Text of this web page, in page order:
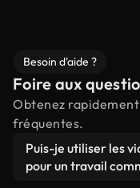
Besoin d'aide ?
Foire aux
Obtenez rapidement
fréquentes.
Puis-je utiliser les
pour un travail